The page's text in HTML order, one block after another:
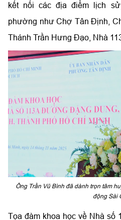
kết nối các địa điểm lịch
phường như Chợ Tân Định,
Thánh Trần Hưng Đạo, Nhà
Ông Trần Vũ Bình đã dành trọn tâm
động Sài
Tọa đàm khoa học về Nhà số